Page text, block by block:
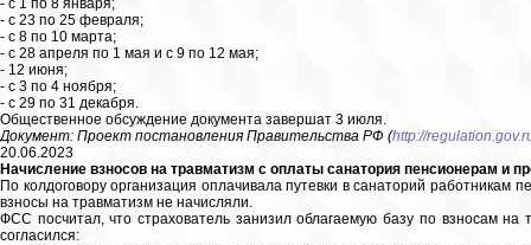
- с 1 по 8 января;
- с 23 по 25 февраля;
- с 8 по 10 марта;
- с 28 апреля по 1 мая и с 9 по 12 мая;
- 12 июня;
- с 3 по 4 ноября;
- с 29 по 31 декабря.
Общественное обсуждение документа завершат 3 июля.
Документ: Проект постановления Правительства РФ (http://
20.06.2023
Начисление взносов на травматизм с оплаты санатория пенсионерам и
По колдоговору организация оплачивала путевки в санаторий работникам
взносы на травматизм не начисляли.
ФСС посчитал, что страхователь занизил облагаемую базу по взносам
согласился: